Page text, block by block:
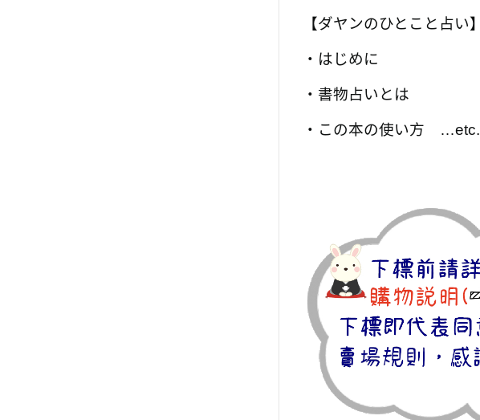
【ダヤンのひとこと占い】
・はじめに
・書物占いとは
・この本の使い方 …etc.